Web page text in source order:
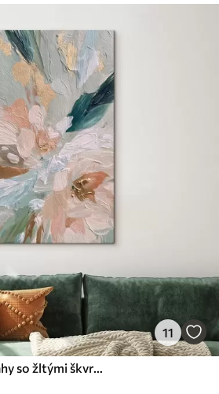
11
Pastelové kvetinové ťahy so žltými škvrnami